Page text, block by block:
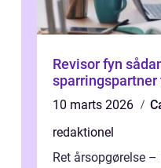
Revisor fyn sådan finder du den rette
10 marts 2026
redaktionel
Ret årsopgørelse